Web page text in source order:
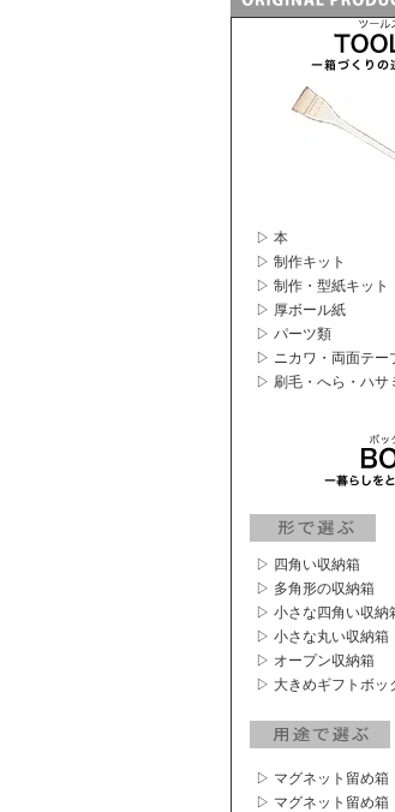
▷ 本
▷ 制作キット
▷ 制作・型紙キット
▷ 厚ボール紙
▷ パーツ類
▷ ニカワ・両面テー
▷ 刷毛・へら・ハサ
▷ 四角い収納箱
▷ 多角形の収納箱
▷ 小さな四角い収納
▷ 小さな丸い収納箱
▷ オープン収納箱
▷ 大きめギフトボッ
▷ マグネット留め箱
▷ マグネット留め箱